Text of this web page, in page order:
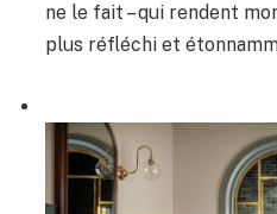
ne le fait – qui rendent
plus réfléchi et